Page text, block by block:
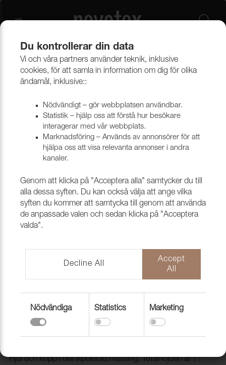
Verktyg & tillbehör Golvskydd, ben & hjul Möbelben & hjul
Mässingshjul med kopp, höjd 71mm,
Ø (kopp) 31mm
7840031
Hjul och kopp i blankpolerad mässing. Totalhöjden är 71
Du kontrollerar din data
Vi och våra partners använder teknik, inklusive
cookies, för att samla in information om dig för olika
ändamål, inklusive::
Nödvändigt – gör webbplatsen användbar.
Statistik – hjälp oss att förstå hur besökare
interagerar med vår webbplats.
Marknadsföring – Används av annonsörer för att
hjälpa oss att visa relevanta annonser i andra
kanaler.
Genom att klicka på "Acceptera alla" samtycker du till
alla dessa syften. Du kan också välja att ange vilka
syften du kommer att samtycka till genom att använda
de anpassade valen och sedan klicka på "Acceptera
valda".
Decline All
Accept
All
Nödvändiga Statistics Marketing